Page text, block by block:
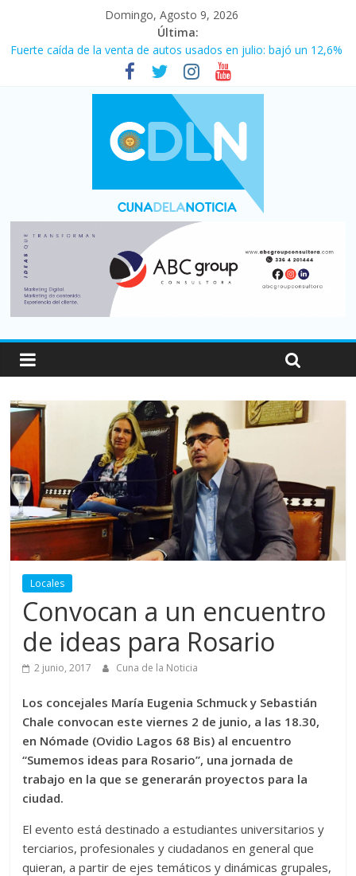
Domingo, Agosto 9, 2026
Última:
Fuerte caída de la venta de autos usados en julio: bajó un 12,6%
El agro argentino logró un récord histórico de exportaciones en
La morosidad alcanzó su nivel más alto en dos décadas y ya
afecta a 400 mil deudores en Santa Fe
Desde que asumió Milei cerraron 41.000 kioscos: el sector
Vacaciones de invierno con más movimiento y consumo
turístico: 4,6 millones de personas viajaron por el país, un 5,9%
más que en 2025
Locales
Convocan a un encuentro
de ideas para Rosario
2 junio, 2017 Cuna de la Noticia
Los concejales María Eugenia Schmuck y Sebastián
Chale convocan este viernes 2 de junio, a las 18.30,
en Nómade (Ovidio Lagos 68 Bis) al encuentro
“Sumemos ideas para Rosario”, una jornada de
trabajo en la que se generarán proyectos para la
ciudad.
El evento está destinado a estudiantes universitarios y
terciarios, profesionales y ciudadanos en general que
quieran, a partir de ejes temáticos y dinámicas grupales,